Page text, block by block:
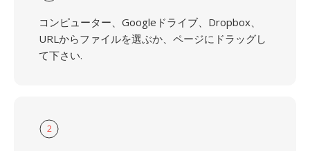
コンピューター、Googleドライブ、Dropbox、
URLからファイルを選ぶか、ページにドラッグし
て下さい.
2